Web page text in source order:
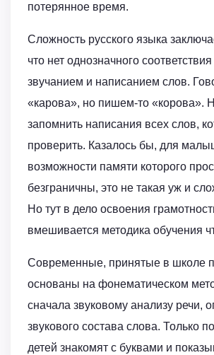
потерянное время.
Сложность русского языка
что нет однозначного
звучанием и написанием слов.
«карова», но пишем-то «корова».
запомнить написания всех слов,
проверить. Казалось бы, для
возможности памяти которого
безграничны, это не такая уж и
Но тут в дело освоения
вмешивается методика обучения
Современные, принятые в школе
основаны на фонематическом
сначала звуковому анализу речи,
звукового состава слова. Только
детей знакомят с буквами и